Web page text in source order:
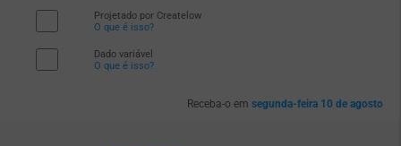
Projetado por Createlow
O que é isso?
Dado variável
O que é isso?
Receba-o em segunda-feira 10 de agosto